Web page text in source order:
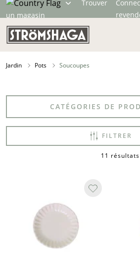
Trouver
un magasin
Jardin Pots Soucoupes
CATÉGORIES DE
FILTRER
11